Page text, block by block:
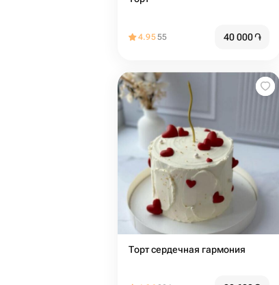
4.9555 40 000֏
Торт сердечная гармония